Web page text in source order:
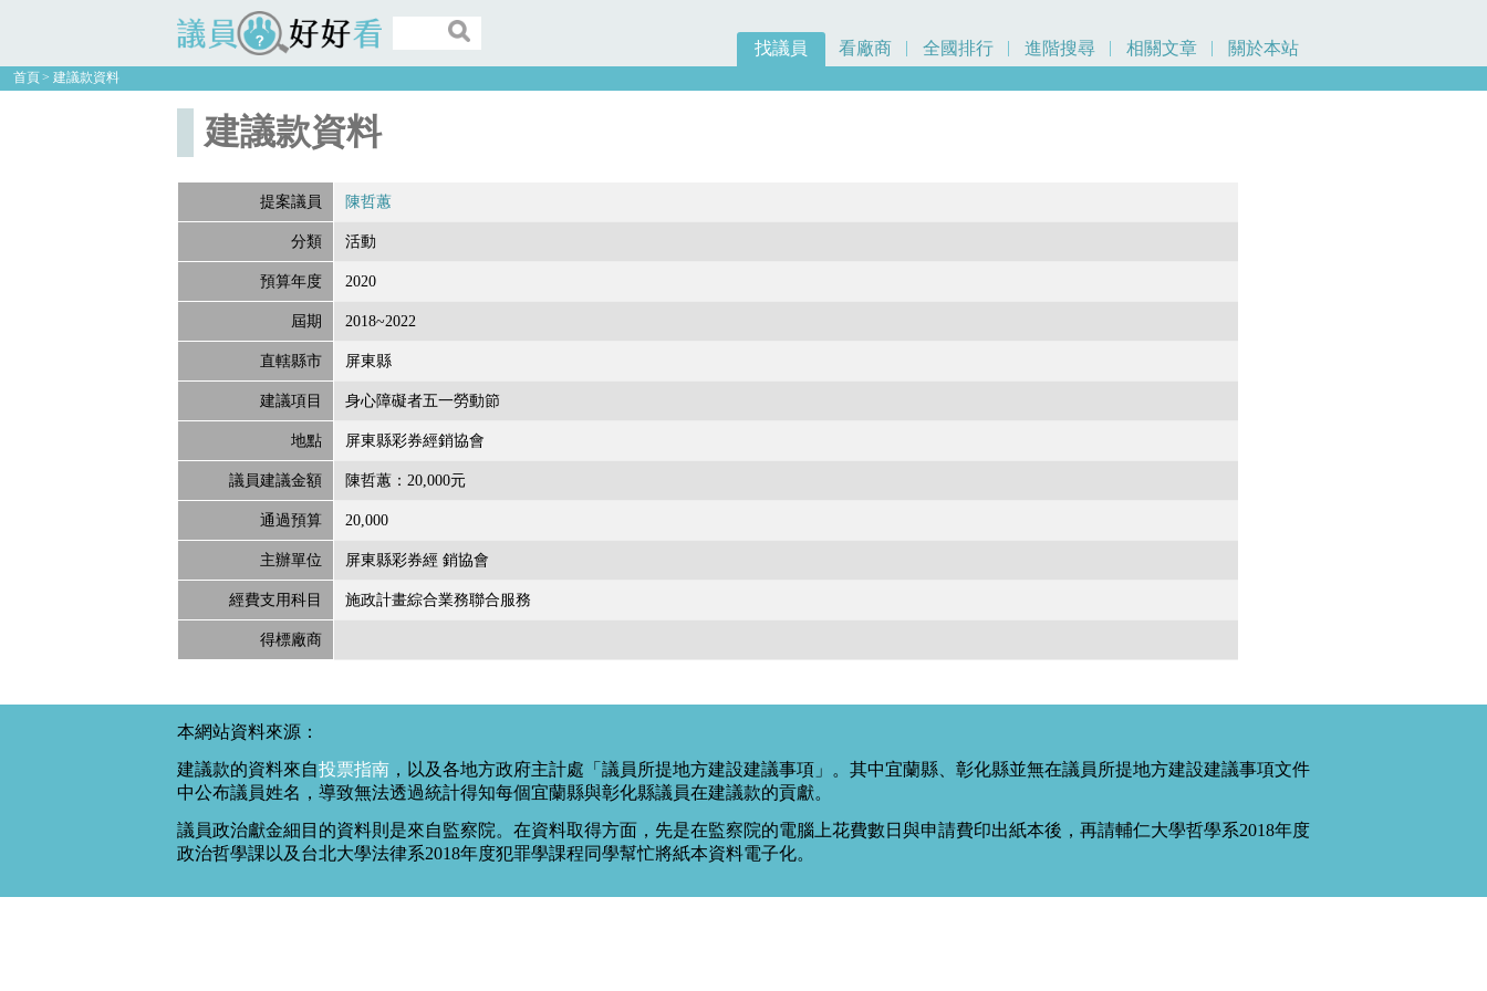
議員好好看
找議員 看廠商 全國排行 進階搜尋 相關文章 關於本站
首頁 建議款資料
建議款資料
提案議員 陳哲蕙
分類 活動
預算年度 2020
屆期 2018~2022
直轄縣市 屏東縣
建議項目 身心障礙者五一勞動節
地點 屏東縣彩券經銷協會
議員建議金額 陳哲蕙：20,000元
通過預算 20,000
主辦單位 屏東縣彩券經 銷協會
經費支用科目 施政計畫綜合業務聯合服務
得標廠商
本網站資料來源：
建議款的資料來自投票指南 ，以及各地方政府主計處「議員所提地方建設建議事項」。其中宜蘭縣、彰化縣並無在議員所提地方建設建議事項文件
中公布議員姓名，導致無法透過統計得知每個宜蘭縣與彰化縣議員在建議款的貢獻。
議員政治獻金細目的資料則是來自監察院。在資料取得方面，先是在監察院的電腦上花費數日與申請費印出紙本後，再請輔仁大學哲學系2018年度
政治哲學課以及台北大學法律系2018年度犯罪學課程同學幫忙將紙本資料電子化。